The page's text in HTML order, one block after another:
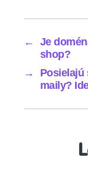
←
Je
shop?
→
Posielajú
maily?